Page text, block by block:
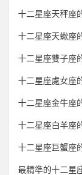
十二星座天秤座
十二星座天蠍座
十二星座雙子座
十二星座處女座
十二星座金牛座
十二星座白羊座
十二星座巨蟹座
最精準的十二星